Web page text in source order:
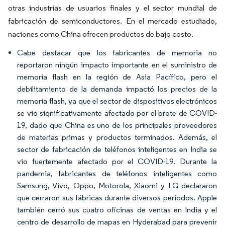
otras industrias de usuarios finales y el sector mundial de
fabricación de semiconductores. En el mercado estudiado,
naciones como China ofrecen productos de bajo costo.
Cabe destacar que los fabricantes de memoria no
reportaron ningún impacto importante en el suministro de
memoria flash en la región de Asia Pacífico, pero el
debilitamiento de la demanda impactó los precios de la
memoria flash, ya que el sector de dispositivos electrónicos
se vio significativamente afectado por el brote de COVID-
19, dado que China es uno de los principales proveedores
de materias primas y productos terminados. Además, el
sector de fabricación de teléfonos inteligentes en India se
vio fuertemente afectado por el COVID-19. Durante la
pandemia, fabricantes de teléfonos inteligentes como
Samsung, Vivo, Oppo, Motorola, Xiaomi y LG declararon
que cerraron sus fábricas durante diversos períodos. Apple
también cerró sus cuatro oficinas de ventas en India y el
centro de desarrollo de mapas en Hyderabad para prevenir